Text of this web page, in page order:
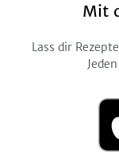
Mit
Lass dir
im
App